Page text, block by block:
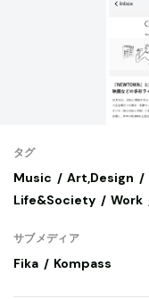
タグ
Music Art,Design
Life&Society
Work
サブメディア
Fika Kompass